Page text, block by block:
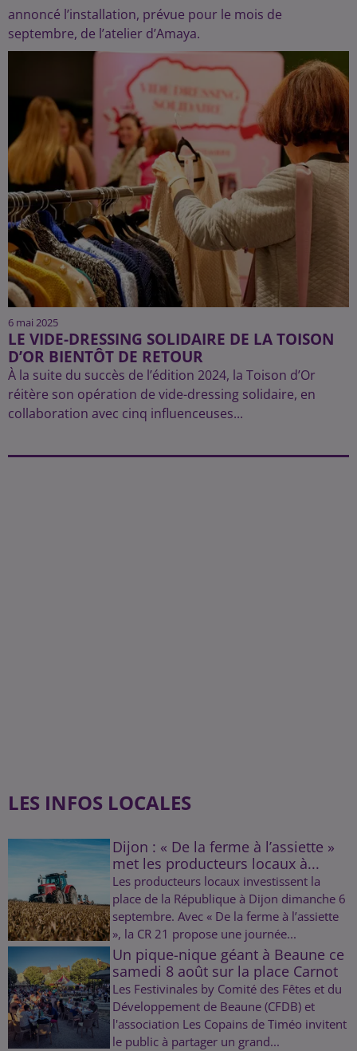
annoncé l’installation, prévue pour le mois de
septembre, de l’atelier d’Amaya.
6 mai 2025
LE VIDE-DRESSING SOLIDAIRE DE LA TOISON
D’OR BIENTÔT DE RETOUR
À la suite du succès de l’édition 2024, la Toison d’Or
réitère son opération de vide-dressing solidaire, en
collaboration avec cinq influenceuses...
LES INFOS LOCALES
Dijon : « De la ferme à l’assiette »
met les producteurs locaux à...
Les producteurs locaux investissent la
place de la République à Dijon dimanche 6
septembre. Avec « De la ferme à l’assiette
», la CR 21 propose une journée...
Un pique-nique géant à Beaune ce
samedi 8 août sur la place Carnot
Les Festivinales by Comité des Fêtes et du
Développement de Beaune (CFDB) et
l'association Les Copains de Timéo invitent
le public à partager un grand...